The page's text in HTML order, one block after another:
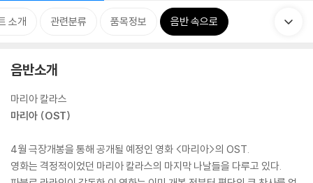
소개 관련분류 품목정보 음반 속으로
음반소개
마리아 칼라스
마리아 (OST)
4월 극장개봉을 통해 공개될 예정인 영화 <마리아>의 OST.
영화는 격정적이었던 마리아 칼라스의 마지막 나날들을 다루고 있다.